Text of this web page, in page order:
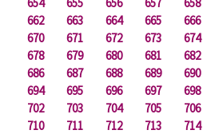
662
663 664 665 666
670
671 672 673 674
678
679 680 681 682
686
687 688 689 690
694
695 696 697 698
702
703 704 705 706
710
711 712 713 714